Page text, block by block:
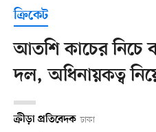
ক্রিকেট
আতশি কাচের নিচে
দল, অধিনায়কত্ব
ক্রীড়া প্রতিবেদক ঢাকা